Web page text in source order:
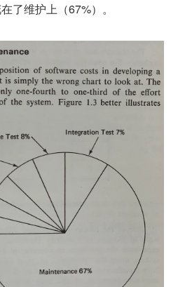
了维护上（67%）。